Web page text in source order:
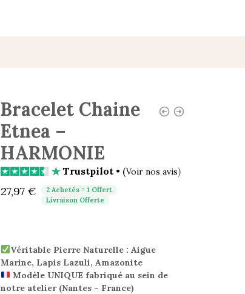
Bracelet Chaine
Etnea –
HARMONIE
Trustpilot • (Voir nos avis)
27,97€
2 Achetés = 1 Offert
Livraison Offerte
Véritable Pierre Naturelle : Aigue
Marine, Lapis Lazuli, Amazonite
Modèle UNIQUE fabriqué au sein de
notre atelier (Nantes – France)